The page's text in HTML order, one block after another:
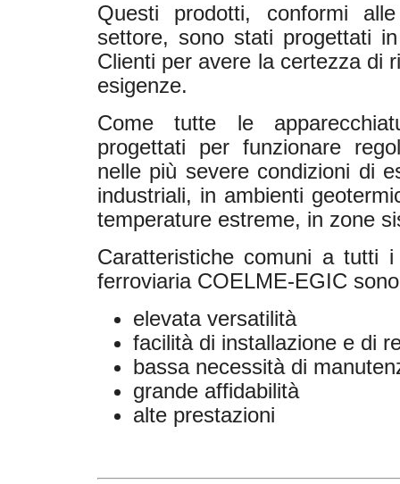
Questi prodotti, conformi
settore, sono stati progettati
Clienti per avere la certezza di
esigenze.
Come tutte le
progettati per funzionare
nelle più severe condizioni di
industriali, in ambienti
temperature estreme, in zone
Caratteristiche comuni a tutti i
ferroviaria COELME-EGIC
elevata versatilità
facilità di installazione e di
bassa necessità di
grande affidabilità
alte prestazioni